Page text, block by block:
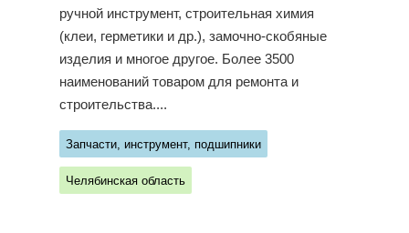
ручной инструмент, строительная химия
(клеи, герметики и др.), замочно-скобяные
изделия и многое другое. Более 3500
наименований товаром для ремонта и
строительства....
Запчасти, инструмент, подшипники
Челябинская область